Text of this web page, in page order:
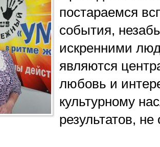
постараемся
события,
искренними
являются
любовь и
культурному
результатов,